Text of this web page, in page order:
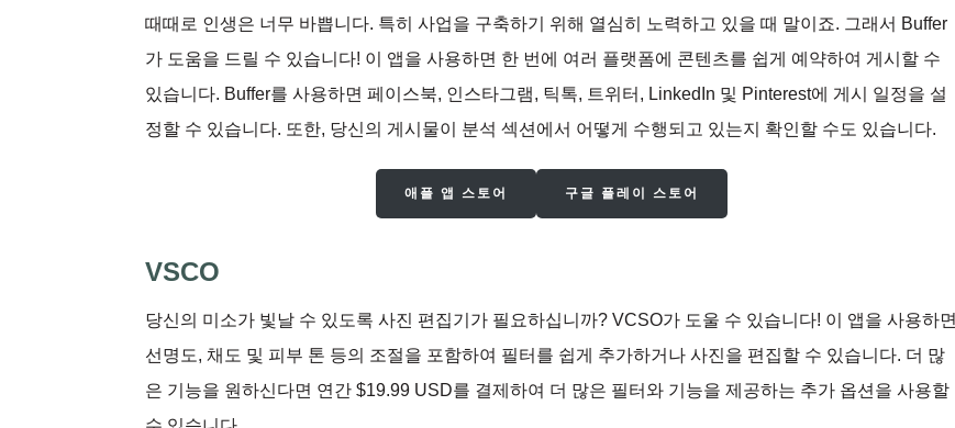
때때로 인생은 너무 바쁩니다. 특히 사업을 구축하기 위해 열심히 노력하고 있을 때 말이죠. 그래서 Buffer
가 도움을 드릴 수 있습니다! 이 앱을 사용하면 한 번에 여러 플랫폼에 콘텐츠를 쉽게 예약하여 게시할 수
있습니다. Buffer를 사용하면 페이스북, 인스타그램, 틱톡, 트위터, LinkedIn 및 Pinterest에 게시 일정을 설
정할 수 있습니다. 또한, 당신의 게시물이 분석 섹션에서 어떻게 수행되고 있는지 확인할 수도 있습니다.
애플 앱 스토어 구글 플레이 스토어
VSCO
당신의 미소가 빛날 수 있도록 사진 편집기가 필요하십니까? VCSO가 도울 수 있습니다! 이 앱을 사용하면
선명도, 채도 및 피부 톤 등의 조절을 포함하여 필터를 쉽게 추가하거나 사진을 편집할 수 있습니다. 더 많
은 기능을 원하신다면 연간 $19.99 USD를 결제하여 더 많은 필터와 기능을 제공하는 추가 옵션을 사용할